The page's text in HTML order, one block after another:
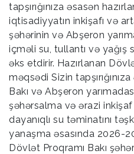
tapşırığınıza əsasən
iqtisadiyyatın inkişafı və
şəhərinin və Abşeron
içməli su, tullantı və yağış
əks etdirir. Hazırlanan
məqsədi Sizin
Bakı və Abşeron
şəhərsalma və ərazi
dayanıqlı su təminatını
yanaşma əsasında 2026-
Dövlət Proqramı Bakı